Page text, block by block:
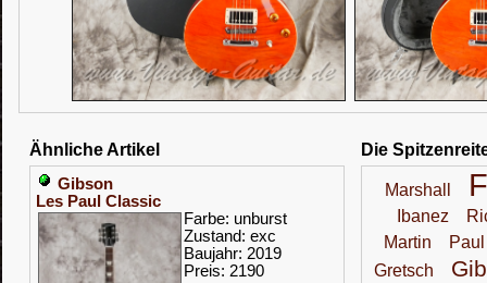
Ähnliche Artikel
Gibson
Les Paul Classic
Farbe: unburst
Zustand: exc
Baujahr: 2019
Preis: 2190
Die
Marshall
Ibanez
Martin
Gretsch